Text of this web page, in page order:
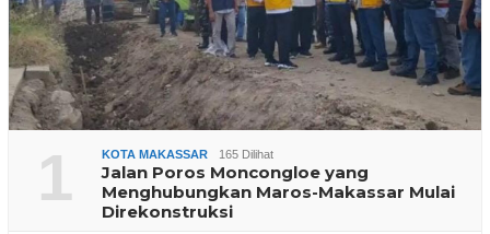
1 KOTA MAKASSAR 165 Dilihat
Jalan Poros Moncongloe yang
Menghubungkan Maros-Makassar Mulai
Direkonstruksi